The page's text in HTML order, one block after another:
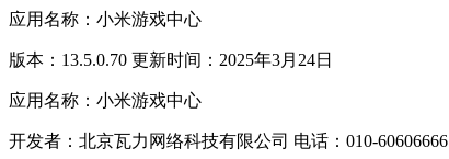
应用名称：小米游戏中心
版本：13.5.0.70 更新时间：2025年3月24日
应用名称：小米游戏中心
开发者：北京瓦力网络科技有限公司 电话：010-60606666